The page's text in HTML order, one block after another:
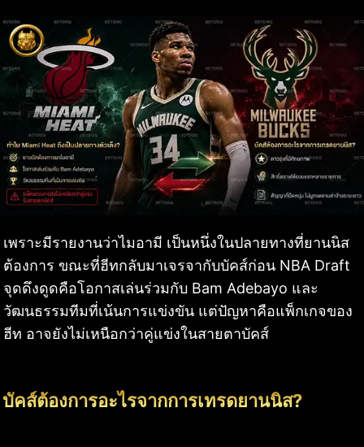
เพราะมีรายงานว่าไมอามี เป็นหนึ่งในปลายทางที่ยานนิส
ต้องการ ขณะที่ฮีทกลับมาเจรจากับบัคส์ก่อน NBA Draft
จุดดึงดูดคือโอกาสเล่นร่วมกับ Bam Adebayo และ
วัฒนธรรมทีมที่เน้นการแข่งขัน แต่ปัญหาคือแพ็กเกจของ
ฮีท อาจยังไม่เหนือกว่าคู่แข่งในสายตาบัคส์
บัคส์ต้องการอะไรจากการเทรดยานนิส?